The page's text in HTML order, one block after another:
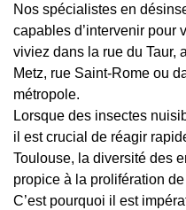
Nos spécialistes en
capables d’intervenir pour
viviez dans la rue du Taur,
Metz, rue Saint-Rome ou
métropole.
Lorsque des insectes
il est crucial de réagir
Toulouse, la diversité des
propice à la prolifération
C’est pourquoi il est